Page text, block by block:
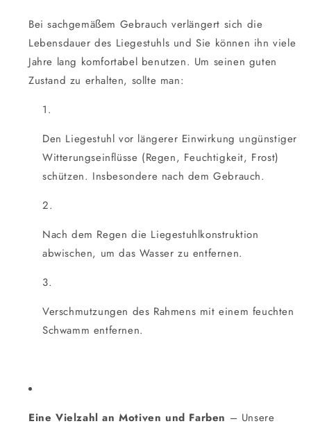
Bei sachgemäßem Gebrauch verlängert sich die
Lebensdauer des Liegestuhls und Sie können ihn viele
Jahre lang komfortabel benutzen. Um seinen guten
Zustand zu erhalten, sollte man:
Den Liegestuhl vor längerer Einwirkung ungünstiger
Witterungseinflüsse (Regen, Feuchtigkeit, Frost)
schützen. Insbesondere nach dem Gebrauch.
Nach dem Regen die Liegestuhlkonstruktion
abwischen, um das Wasser zu entfernen.
Verschmutzungen des Rahmens mit einem feuchten
Schwamm entfernen.
Eine Vielzahl an Motiven und Farben – Unsere